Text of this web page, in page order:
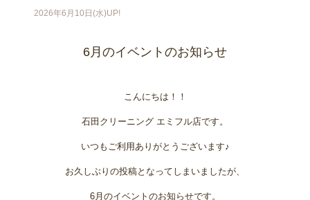
2026年6月10日(水)UP!
6月のイベントのお知らせ
こんにちは！！
石田クリーニング エミフル店です。
いつもご利用ありがとうございます♪
お久しぶりの投稿となってしまいましたが、
6月のイベントのお知らせです。